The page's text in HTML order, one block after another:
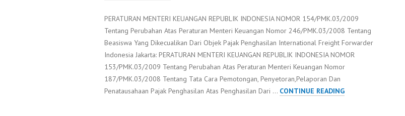
PERATURAN MENTERI KEUANGAN REPUBLIK INDONESIA NOMOR 154/PMK.03/2009
Tentang Perubahan Atas Peraturan Menteri Keuangan Nomor 246/PMK.03/2008 Tentang
Beasiswa Yang Dikecualikan Dari Objek Pajak Penghasilan International Freight Forwarder
Indonesia Jakarta: PERATURAN MENTERI KEUANGAN REPUBLIK INDONESIA NOMOR
153/PMK.03/2009 Tentang Perubahan Atas Peraturan Menteri Keuangan Nomor
187/PMK.03/2008 Tentang Tata Cara Pemotongan, Penyetoran,Pelaporan Dan
Penatausahaan Pajak Penghasilan Atas Penghasilan Dari … CONTINUE READINGPERATURAN